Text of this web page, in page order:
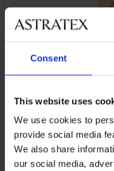
Consent
This website uses
We use cookies to
provide social media
We also share
our social media,
-25 % ALL25
-25 % ALL25
-25 % ALL25
-25 % ALL25
-25 % ALL25
-25 % ALL25
-25 % ALL25
-25 % ALL25
-25 %
-25 %
От